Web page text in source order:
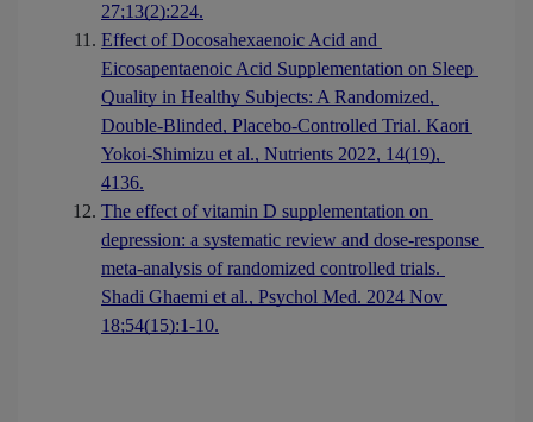
27;13(2):224.
Effect of Docosahexaenoic Acid and
Eicosapentaenoic Acid Supplementation on Sleep
Quality in Healthy Subjects: A Randomized,
Double-Blinded, Placebo-Controlled Trial. Kaori
Yokoi-Shimizu et al., Nutrients 2022, 14(19),
4136.
The effect of vitamin D supplementation on
depression: a systematic review and dose-response
meta-analysis of randomized controlled trials.
Shadi Ghaemi et al., Psychol Med. 2024 Nov
18;54(15):1-10.